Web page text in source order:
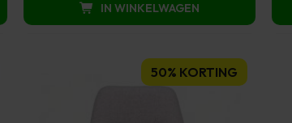
589,00.
349,00.
IN WINKELWAGEN
50% KORTING